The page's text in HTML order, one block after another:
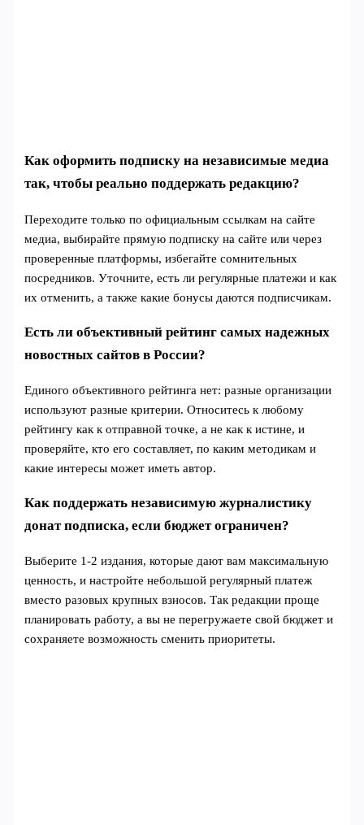
Как оформить подписку на независимые медиа
так, чтобы реально поддержать редакцию?
Переходите только по официальным ссылкам на сайте
медиа, выбирайте прямую подписку на сайте или через
проверенные платформы, избегайте сомнительных
посредников. Уточните, есть ли регулярные платежи и как
их отменить, а также какие бонусы даются подписчикам.
Есть ли объективный рейтинг самых надежных
новостных сайтов в России?
Единого объективного рейтинга нет: разные организации
используют разные критерии. Относитесь к любому
рейтингу как к отправной точке, а не как к истине, и
проверяйте, кто его составляет, по каким методикам и
какие интересы может иметь автор.
Как поддержать независимую журналистику
донат подписка, если бюджет ограничен?
Выберите 1-2 издания, которые дают вам максимальную
ценность, и настройте небольшой регулярный платеж
вместо разовых крупных взносов. Так редакции проще
планировать работу, а вы не перегружаете свой бюджет и
сохраняете возможность сменить приоритеты.